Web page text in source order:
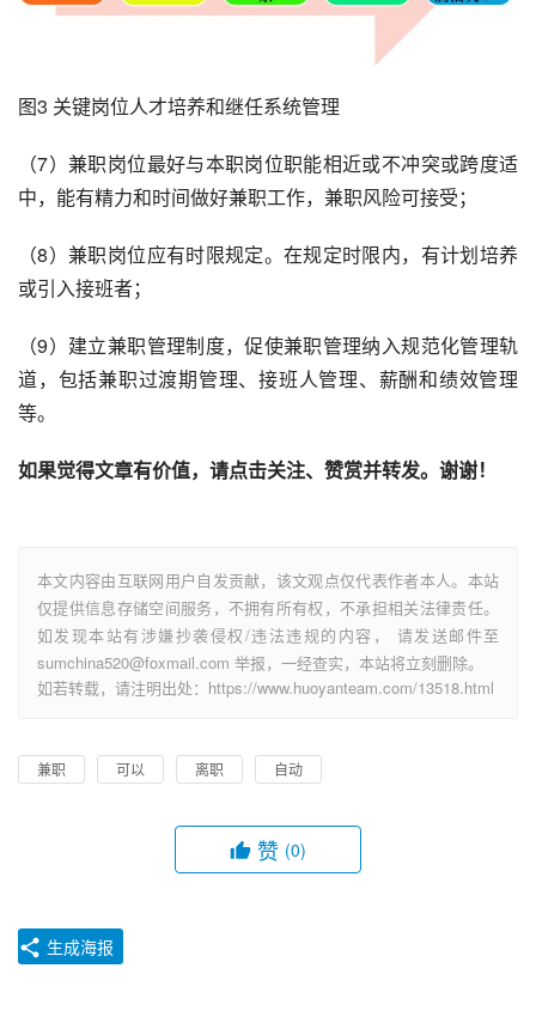
图3 关键岗位人才培养和继任系统管理
（7）兼职岗位最好与本职岗位职能相近或不冲突或跨度适
中，能有精力和时间做好兼职工作，兼职风险可接受；
（8）兼职岗位应有时限规定。在规定时限内，有计划培养
或引入接班者；
（9）建立兼职管理制度，促使兼职管理纳入规范化管理轨
道，包括兼职过渡期管理、接班人管理、薪酬和绩效管理
等。
如果觉得文章有价值，请点击关注、赞赏并转发。谢谢！
本文内容由互联网用户自发贡献，该文观点仅代表作者本人。本站
仅提供信息存储空间服务，不拥有所有权，不承担相关法律责任。
如发现本站有涉嫌抄袭侵权/违法违规的内容， 请发送邮件至
sumchina520@foxmail.com 举报，一经查实，本站将立刻删除。
如若转载，请注明出处：https://www.huoyanteam.com/13518.html
兼职 可以 离职 自动
赞 (0)
生成海报